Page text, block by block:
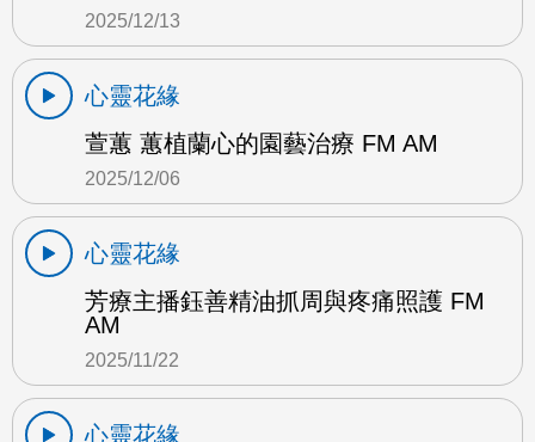
2025/12/13
心靈花緣
萱蕙 蕙植蘭心的園藝治療 FM AM
2025/12/06
心靈花緣
芳療主播鈺善精油抓周與疼痛照護 FM
AM
2025/11/22
心靈花緣